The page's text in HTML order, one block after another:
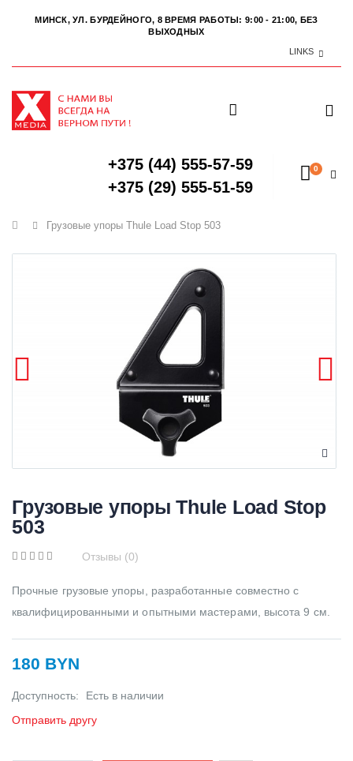
МИНСК, УЛ. БУРДЕЙНОГО, 8 ВРЕМЯ РАБОТЫ: 9:00 - 21:00, БЕЗ
ВЫХОДНЫХ
LINKS
+375 (44) 555-57-59
+375 (29) 555-51-59
0
Главная
Грузовые упоры Thule Load Stop 503
Грузовые упоры Thule Load Stop
503
Отзывы (0)
Прочные грузовые упоры, разработанные совместно с
квалифицированными и опытными мастерами, высота 9 см.
180 BYN
Доступность:
Есть в наличии
Отправить другу